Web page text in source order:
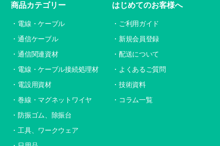
商品カテゴリー
電線・ケーブル
通信ケーブル
通信関連資材
電線・ケーブル接続処理材
電設用資材
巻線・マグネットワイヤ
防振ゴム、除振台
工具、ワークウェア
はじめてのお客様へ
ご利用ガイド
新規会員登録
配送について
よくあるご質問
技術資料
コラム一覧